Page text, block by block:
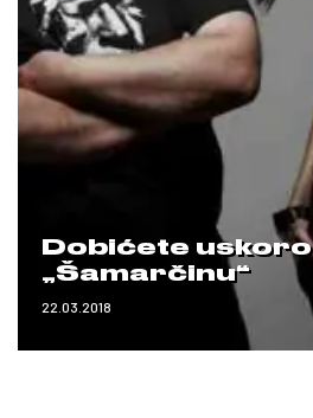
Dobićete uskoro
„Šamarčinu“
22.03.2018